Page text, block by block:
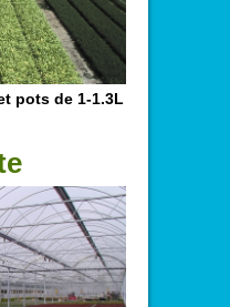
pots de 1-1.3L